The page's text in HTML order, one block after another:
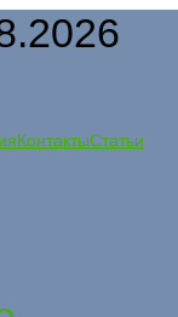
КонтактыСтатьи